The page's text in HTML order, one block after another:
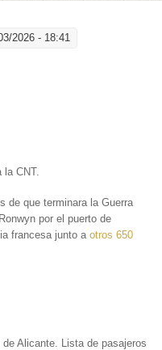
2026 - 18:41
CNT.
de que terminara la Guerra
por el puerto de
francesa junto a otros 650
Alicante. Lista de pasajeros